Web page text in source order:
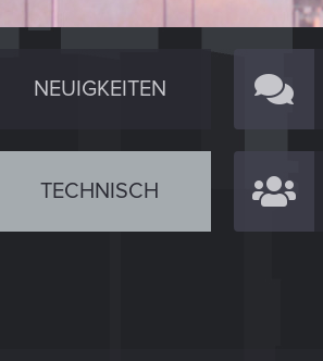
NEUIGKEITEN
TECHNISCH